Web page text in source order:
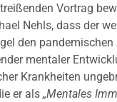
Vortrag
Nehls, dass der
den pandemischen
mentaler
Krankheiten
er als „Mentales